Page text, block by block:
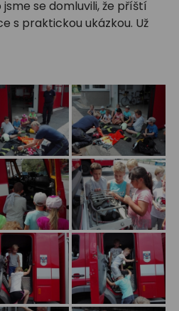
se domluvili, že příští
s praktickou ukázkou. Už